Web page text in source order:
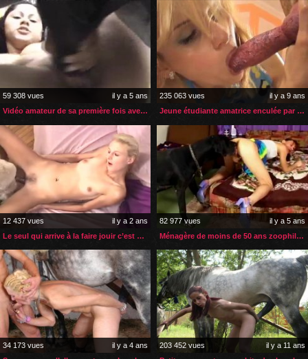
59 308 vues
il y a 5 ans
Vidéo amateur de sa première fois avec un sexe de cheval
235 063 vues
il y a 9 ans
Jeune étudiante amatrice enculée par son gros chien
12 437 vues
il y a 2 ans
Le seul qui arrive à la faire jouir c’est son chien
82 977 vues
il y a 5 ans
Ménagère de moins de 50 ans zoophile enculée par son chien
34 173 vues
il y a 4 ans
203 452 vues
il y a 11 ans